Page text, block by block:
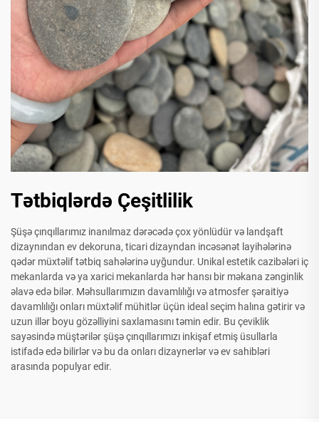
Tətbiqlərdə Çeşitlilik
Şüşə çınqıllarımız inanılmaz dərəcədə çox yönlüdür və landşaft
dizaynından ev dekoruna, ticari dizayndan incəsənət layihələrinə
qədər müxtəlif tətbiq sahələrinə uyğundur. Unikal estetik cazibələri iç
mekanlarda və ya xarici mekanlarda hər hansı bir məkana zənginlik
əlavə edə bilər. Məhsullarımızın davamlılığı və atmosfer şəraitiyə
davamlılığı onları müxtəlif mühitlər üçün ideal seçim halına gətirir və
uzun illər boyu gözəlliyini saxlamasını təmin edir. Bu çeviklik
sayəsində müştərilər şüşə çınqıllarımızı inkişaf etmiş üsullarla
istifadə edə bilirlər və bu da onları dizaynerlər və ev sahibləri
arasında populyar edir.